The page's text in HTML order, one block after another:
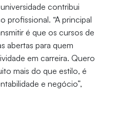
contribui
profissional. “A principal
é que os cursos de
abertas para quem
em carreira. Quero
mais do que estilo, é
e negócio”,